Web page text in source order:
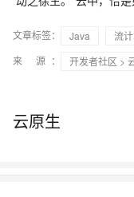
文章标签： Java
流
来 源：
开发者社区 >
云原生